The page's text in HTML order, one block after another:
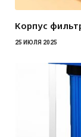
Корпус
25 ИЮЛЯ 2025